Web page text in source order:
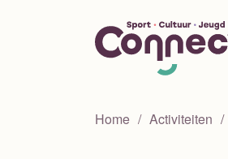
Home Activiteiten